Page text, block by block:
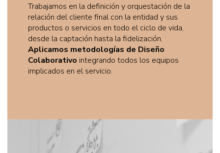
Trabajamos en la definición y orquestación de la
relación del cliente final con la entidad y sus
productos o servicios en todo el ciclo de vida,
desde la captación hasta la fidelización.
Aplicamos metodologías de Diseño
Colaborativo integrando todos los equipos
implicados en el servicio.​